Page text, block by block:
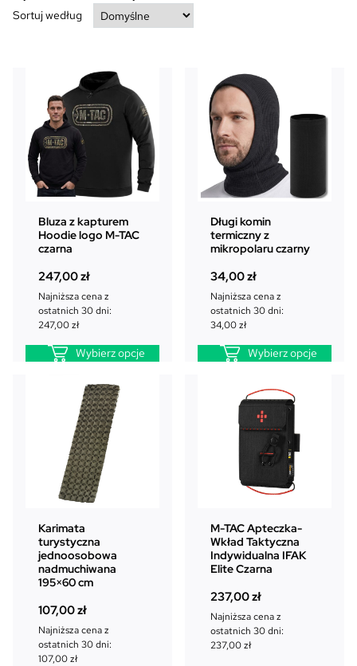
Sortuj według
Bluza z kapturem
Hoodie logo M-TAC
czarna
247,00zł
Najniższa cena z
ostatnich 30 dni:
247,00zł
Wybierz opcje
Długi komin
termiczny z
mikropolaru czarny
34,00zł
Najniższa cena z
ostatnich 30 dni:
34,00zł
Wybierz opcje
Karimata
turystyczna
jednoosobowa
nadmuchiwana
195×60 cm
107,00zł
Najniższa cena z
ostatnich 30 dni:
107,00zł
M-TAC Apteczka-
Wkład Taktyczna
Indywidualna IFAK
Elite Czarna
237,00zł
Najniższa cena z
ostatnich 30 dni:
237,00zł